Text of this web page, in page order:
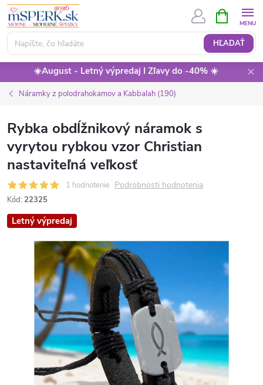
Prejsť
obsah
HĽADAŤ
KOŠÍK
☀️August - Letný výpredaj I Zľavy do -40% ☀️
Náramky z polodrahokamov a Kabbalah (190)
Rybka obdĺžnikový náramok s
vyrytou rybkou vzor Christian
nastaviteľná veľkosť
1 hodnotenie Podrobnosti hodnotenia
Kód: 22325
Letný výpredaj